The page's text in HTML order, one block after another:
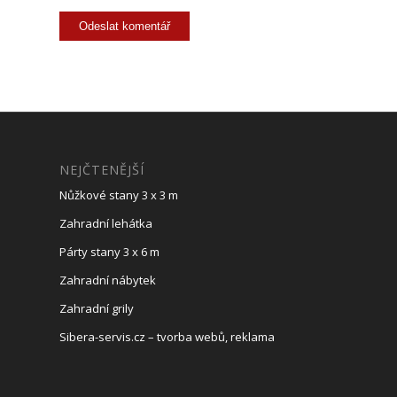
NEJČTENĚJŠÍ
Nůžkové stany 3 x 3 m
Zahradní lehátka
Párty stany 3 x 6 m
Zahradní nábytek
Zahradní grily
Sibera-servis.cz – tvorba webů, reklama